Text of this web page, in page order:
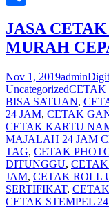
JASA
MURAH
Nov 1, 2019admin
UncategorizedCETAK
BISA SATUAN,
24 JAM, CETAK
CETAK KARTU
MAJALAH 24 JAM
TAG, CETAK
DITUNGGU,
JAM, CETAK ROLL
SERTIFIKAT,
CETAK STEMPEL